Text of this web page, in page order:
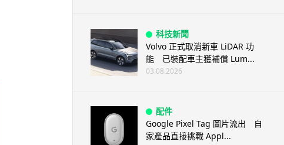
科技新聞
Volvo 正式取消新車 LiDAR 功
能 已裝配車主獲補償 Lum...
03.08.2026
配件
Google Pixel Tag 圖片流出 自
家產品直接挑戰 Appl...